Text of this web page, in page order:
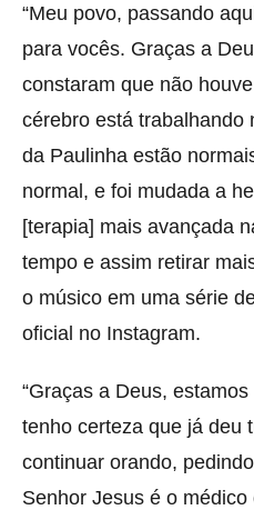
“Meu povo, passando
para vocês. Graças a
constaram que não
cérebro está trabalhando
da Paulinha estão
normal, e foi mudada a
[terapia] mais avançada
tempo e assim retirar
o músico em uma série
oficial no Instagram.
“Graças a Deus,
tenho certeza que já deu
continuar orando,
Senhor Jesus é o médico